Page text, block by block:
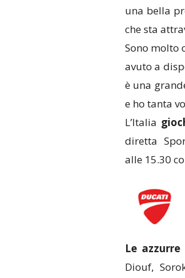
una bella
che sta
Sono molto
avuto a
è una
e ho tanta
L’Italia
diretta
alle 15.30
Le
Diouf,